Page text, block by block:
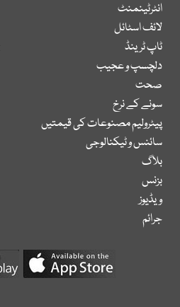
انٹرٹینمنٹ
لائف اسٹائل
ٹاپ ٹرینڈ
دلچسپ و عجیب
صحت
سونے کے نرخ
پیٹرولیم مصنوعات کی قیمتیں
سائنس و ٹیکنالوجی
بلاگ
بزنس
ویڈیوز
جرائم